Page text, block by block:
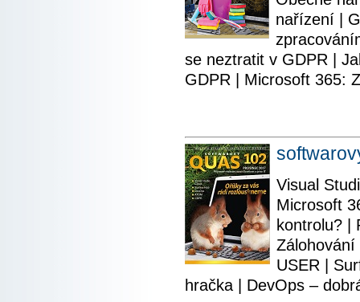
nařízení |
se neztratit v GDPR |
GDPR | Microsoft 365:
Visual
Microsoft
kontrolu? |
USER |
hračka | DevOps –